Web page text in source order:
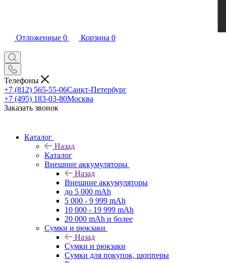
Отложенные 0 Корзина 0
Телефоны
+7 (812) 565-55-06Санкт-Петербург
+7 (495) 183-03-80Москва
Заказать звонок
Каталог
Назад
Каталог
Внешние аккумуляторы
Назад
Внешние аккумуляторы
до 5 000 mAh
5 000 - 9 999 mAh
10 000 - 19 999 mAh
20 000 mAh и более
Сумки и рюкзаки
Назад
Сумки и рюкзаки
Сумки для покупок, шопперы